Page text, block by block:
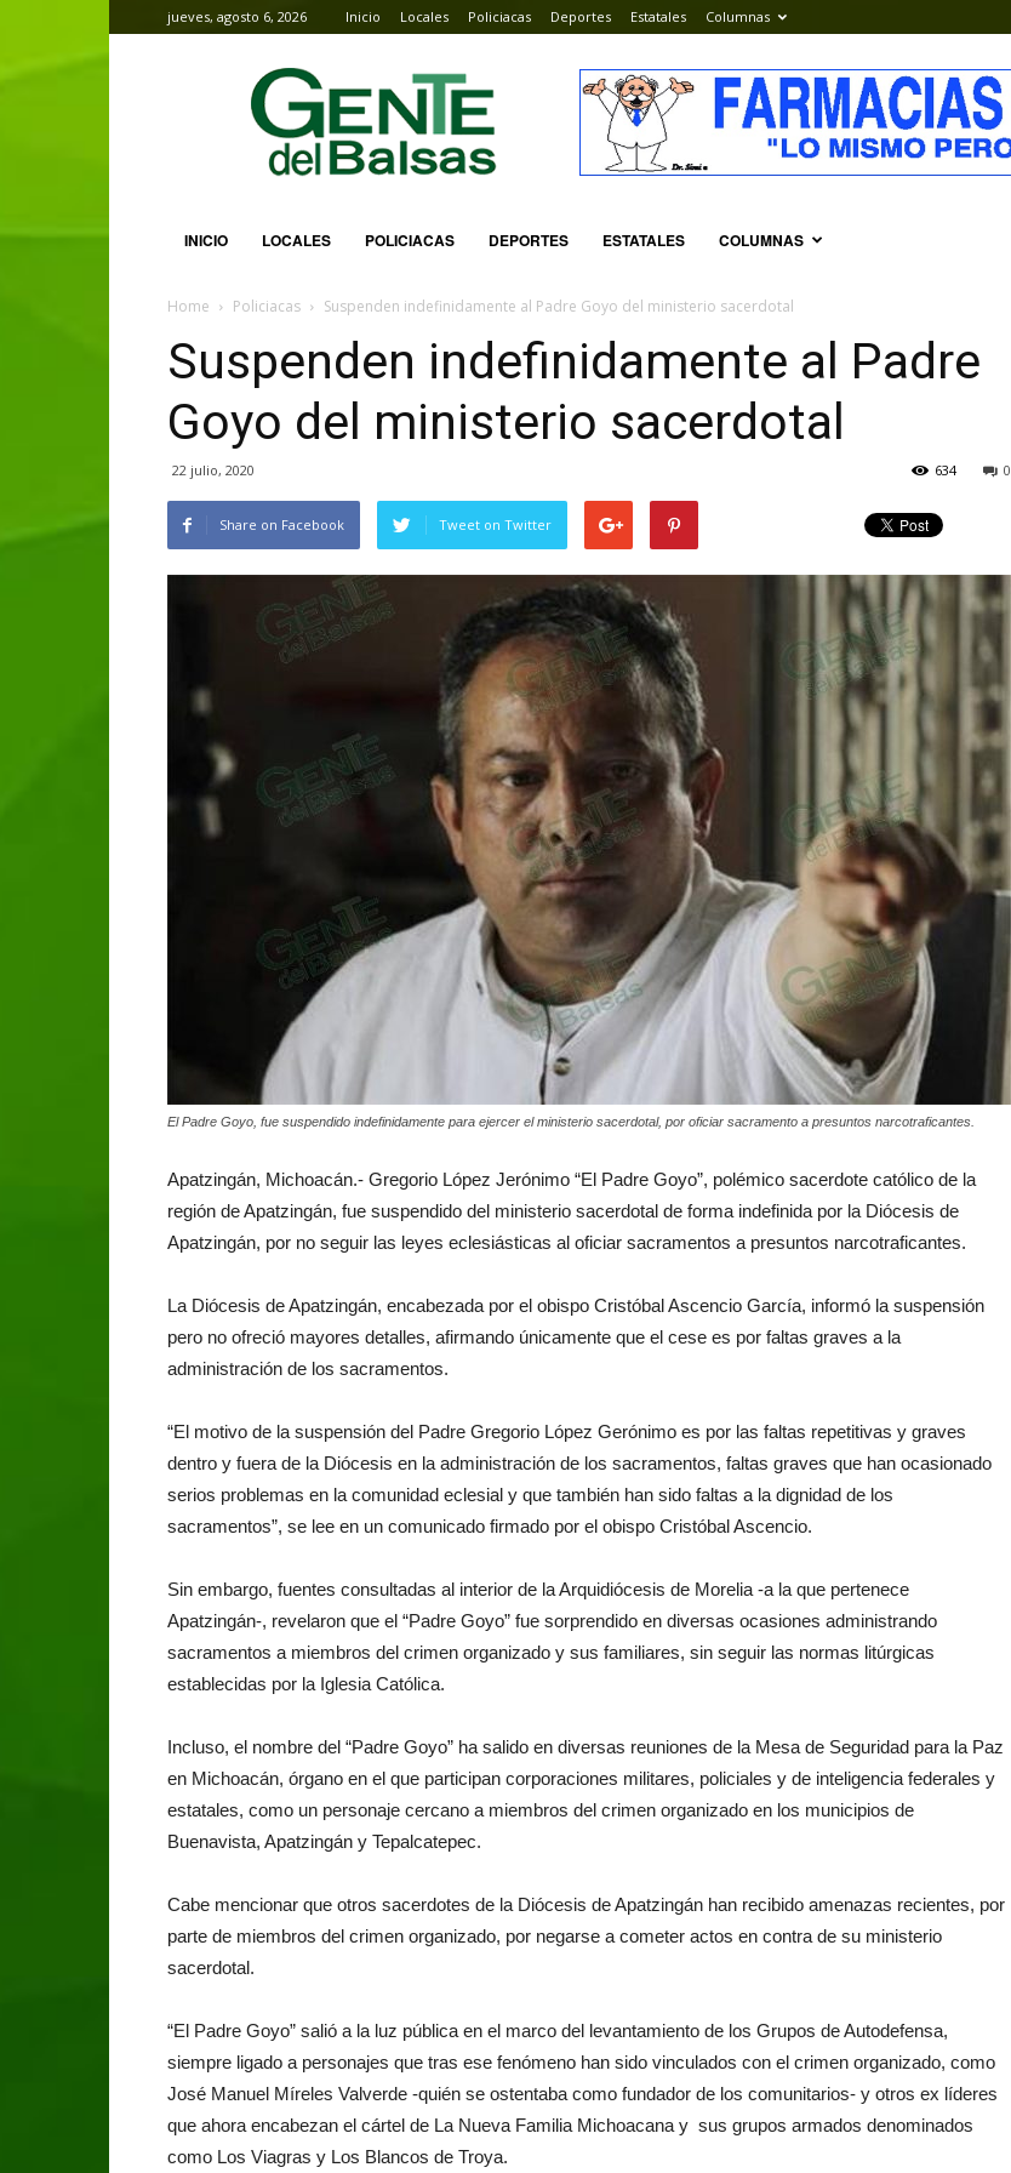
jueves, agosto 6, 2026 Inicio Locales Policiacas Deportes Estatales Columnas
Gente
del
Balsas
INICIO LOCALES POLICIACAS DEPORTES ESTATALES COLUMNAS
Home Policiacas Suspenden indefinidamente al Padre Goyo del ministerio sacerdotal
Suspenden indefinidamente al Padre
Goyo del ministerio sacerdotal
22 julio, 2020 0
634
Share on Facebook Tweet on Twitter
El Padre Goyo, fue suspendido indefinidamente para ejercer el ministerio sacerdotal, por oficiar sacramento a presuntos narcotraficantes.
Apatzingán, Michoacán.- Gregorio López Jerónimo “El Padre Goyo”, polémico sacerdote católico de la
región de Apatzingán, fue suspendido del ministerio sacerdotal de forma indefinida por la Diócesis de
Apatzingán, por no seguir las leyes eclesiásticas al oficiar sacramentos a presuntos narcotraficantes.
La Diócesis de Apatzingán, encabezada por el obispo Cristóbal Ascencio García, informó la suspensión
pero no ofreció mayores detalles, afirmando únicamente que el cese es por faltas graves a la
administración de los sacramentos.
“El motivo de la suspensión del Padre Gregorio López Gerónimo es por las faltas repetitivas y graves
dentro y fuera de la Diócesis en la administración de los sacramentos, faltas graves que han ocasionado
serios problemas en la comunidad eclesial y que también han sido faltas a la dignidad de los
sacramentos”, se lee en un comunicado firmado por el obispo Cristóbal Ascencio.
Sin embargo, fuentes consultadas al interior de la Arquidiócesis de Morelia -a la que pertenece
Apatzingán-, revelaron que el “Padre Goyo” fue sorprendido en diversas ocasiones administrando
sacramentos a miembros del crimen organizado y sus familiares, sin seguir las normas litúrgicas
establecidas por la Iglesia Católica.
Incluso, el nombre del “Padre Goyo” ha salido en diversas reuniones de la Mesa de Seguridad para la Paz
en Michoacán, órgano en el que participan corporaciones militares, policiales y de inteligencia federales y
estatales, como un personaje cercano a miembros del crimen organizado en los municipios de
Buenavista, Apatzingán y Tepalcatepec.
Cabe mencionar que otros sacerdotes de la Diócesis de Apatzingán han recibido amenazas recientes, por
parte de miembros del crimen organizado, por negarse a cometer actos en contra de su ministerio
sacerdotal.
“El Padre Goyo” salió a la luz pública en el marco del levantamiento de los Grupos de Autodefensa,
siempre ligado a personajes que tras ese fenómeno han sido vinculados con el crimen organizado, como
José Manuel Míreles Valverde -quién se ostentaba como fundador de los comunitarios- y otros ex líderes
que ahora encabezan el cártel de La Nueva Familia Michoacana y sus grupos armados denominados
como Los Viagras y Los Blancos de Troya.